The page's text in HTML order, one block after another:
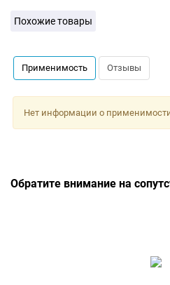
Похожие товары
Применимость Отзывы
Нет информации о
Обратите внимание на